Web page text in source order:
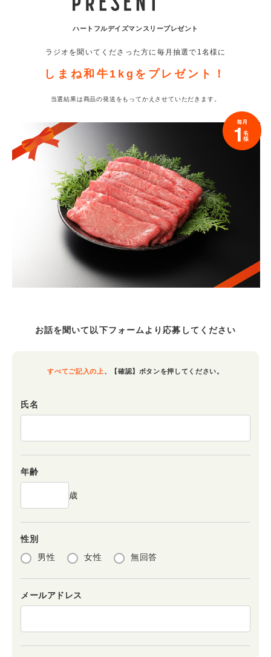
ハートフルデイズマンスリープレゼント
ラジオを聞いてくださった方に 毎月抽選で1名様に
しまね和牛1kgを プレゼント！
当選結果は商品の発送をもってかえさせていただきます。
お話を聞いて以下フォームより 応募してください
すべてご記入の上 、 【確認】ボタンを押してください。
氏名
年齢
歳
性別
男性
女性 無回答
メールアドレス